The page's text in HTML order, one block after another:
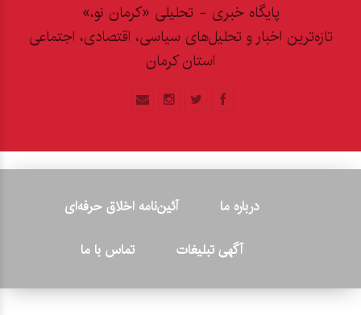
پایگاه خبری - تحلیلی «کرمان نو،»
تازه‌ترین اخبار و تحلیل‌های سیاسی، اقتصادی، اجتماعی
استان کرمان
درباره ما
آئین‌نامه اخلاق حرفه‌ای
آگهی تبلیغات
تماس با ما